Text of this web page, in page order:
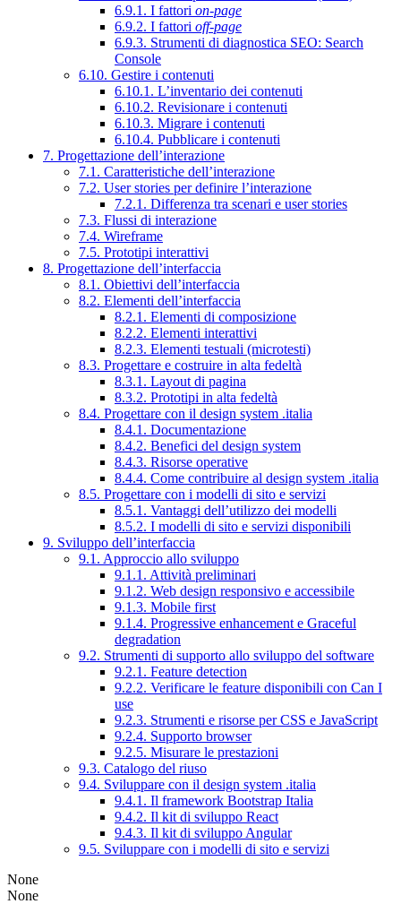
6.9.1. I fattori on-page
6.9.2. I fattori off-page
6.9.3. Strumenti di diagnostica SEO: Search
Console
6.10. Gestire i contenuti
6.10.1. L’inventario dei contenuti
6.10.2. Revisionare i contenuti
6.10.3. Migrare i contenuti
6.10.4. Pubblicare i contenuti
7. Progettazione dell’interazione
7.1. Caratteristiche dell’interazione
7.2. User stories per definire l’interazione
7.2.1. Differenza tra scenari e user stories
7.3. Flussi di interazione
7.4. Wireframe
7.5. Prototipi interattivi
8. Progettazione dell’interfaccia
8.1. Obiettivi dell’interfaccia
8.2. Elementi dell’interfaccia
8.2.1. Elementi di composizione
8.2.2. Elementi interattivi
8.2.3. Elementi testuali (microtesti)
8.3. Progettare e costruire in alta fedeltà
8.3.1. Layout di pagina
8.3.2. Prototipi in alta fedeltà
8.4. Progettare con il design system .italia
8.4.1. Documentazione
8.4.2. Benefici del design system
8.4.3. Risorse operative
8.4.4. Come contribuire al design system .italia
8.5. Progettare con i modelli di sito e servizi
8.5.1. Vantaggi dell’utilizzo dei modelli
8.5.2. I modelli di sito e servizi disponibili
9. Sviluppo dell’interfaccia
9.1. Approccio allo sviluppo
9.1.1. Attività preliminari
9.1.2. Web design responsivo e accessibile
9.1.3. Mobile first
9.1.4. Progressive enhancement e Graceful
degradation
9.2. Strumenti di supporto allo sviluppo del software
9.2.1. Feature detection
9.2.2. Verificare le feature disponibili con Can I
use
9.2.3. Strumenti e risorse per CSS e JavaScript
9.2.4. Supporto browser
9.2.5. Misurare le prestazioni
9.3. Catalogo del riuso
9.4. Sviluppare con il design system .italia
9.4.1. Il framework Bootstrap Italia
9.4.2. Il kit di sviluppo React
9.4.3. Il kit di sviluppo Angular
9.5. Sviluppare con i modelli di sito e servizi
None
None